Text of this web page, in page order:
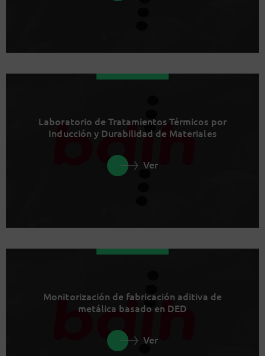
Laboratorio de Tratamientos Térmicos por
Inducción y Durabilidad de Materiales
Ver
Monitorización de fabricación aditiva de
metálica basado en DED
Ver